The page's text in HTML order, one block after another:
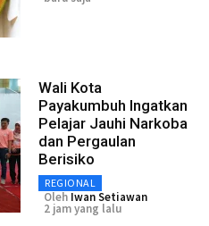
Wali Kota
Payakumbuh Ingatkan
Pelajar Jauhi Narkoba
dan Pergaulan
Berisiko
REGIONAL
Oleh Iwan Setiawan
2 jam yang lalu